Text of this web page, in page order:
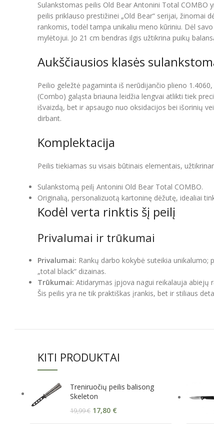
Sulankstomas peilis Old Bear Antonini Total
peilis priklauso prestižinei „Old Bear“ serijai, žinomai
rankomis, todėl tampa unikaliu meno kūriniu. Dėl
mylėtojui. Jo 21 cm bendras ilgis užtikrina puikų
Aukščiausios klasės
Peilio geležtė pagaminta iš nerūdijančio plieno
(Combo) galąsta briauna leidžia lengvai atlikti tiek
išvaizdą, bet ir apsaugo nuo oksidacijos bei išorinių
dirbant.
Komplektacija
Peilis tiekiamas su visais būtinais elementais,
Sulankstomą peilį Antonini Old Bear Total COMBO.
Originalią, personalizuotą kartoninę dėžutę, idealiai
Kodėl verta rinktis šį peilį
Privalumai ir trūkumai
Privalumai: Rankų darbo kokybė suteikia unikalumo;
„total black“ dizainas.
Trūkumai: Atidarymas įpjova nagui reikalauja abiejų
Šis peilis yra ne tik praktiškas įrankis, bet ir stiliaus
KITI PRODUKTAI
Treniruočių peilis balisong
Skeleton
19,99€ 17,80 €